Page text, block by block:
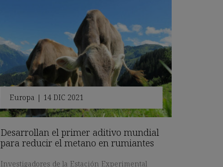
Europa | 14 DIC 2021
Desarrollan el primer aditivo mundial
para reducir el metano en rumiantes
Investigadores de la Estación Experimental